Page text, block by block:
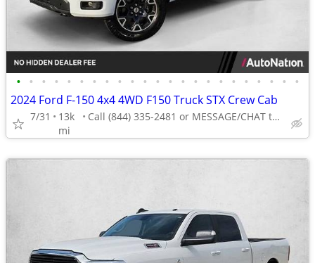
• • • • • • • • • • • • • • • • • • • • • • •
2024 Ford F-150 4x4 4WD F150 Truck STX Crew Cab
7/31
13k
mi
Call (844) 335-2481 or MESSAGE/CHAT to confirm availability